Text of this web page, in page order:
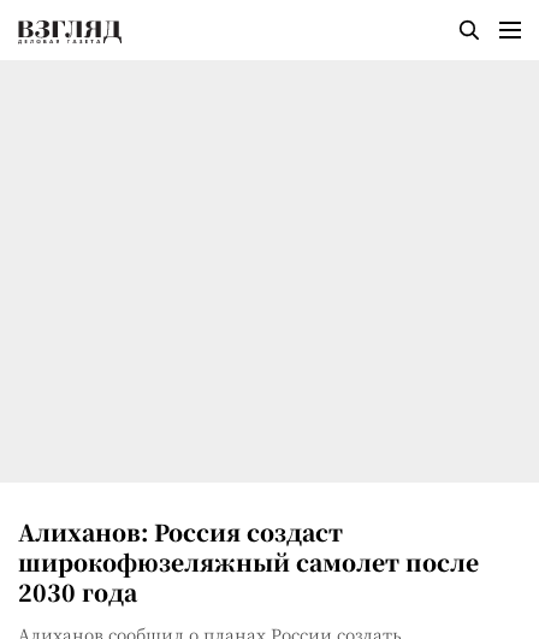
Алиханов: Россия создаст
широкофюзеляжный самолет после
2030 года
Алиханов сообщил о планах России создать